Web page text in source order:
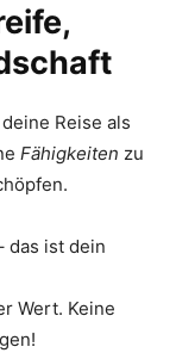
Reise als
Fähigkeiten zu
das ist dein
Wert. Keine